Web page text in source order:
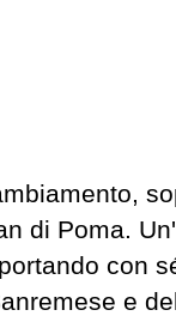
di Poma.
con
e